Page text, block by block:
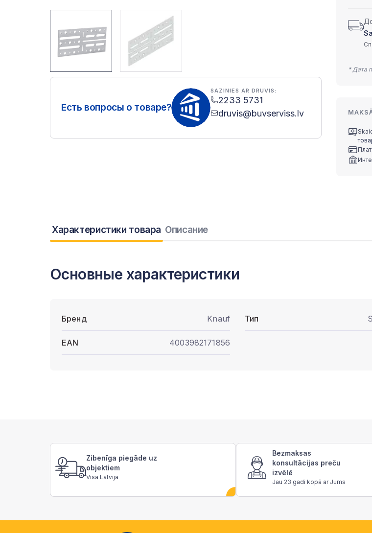
Есть вопросы о товаре?
SAZINIES AR DRUVIS:
2233 5731
druvis@buvserviss.lv
* Дата
Характеристики товара Описание
Основные характеристики
Бренд Knauf Тип
EAN 4003982171856
Zibenīga piegāde uz
objektiem
Visā Latvijā
Bezmaksas
konsultācijas preču
izvēlē
Jau 23 gadi kopā ar Jums